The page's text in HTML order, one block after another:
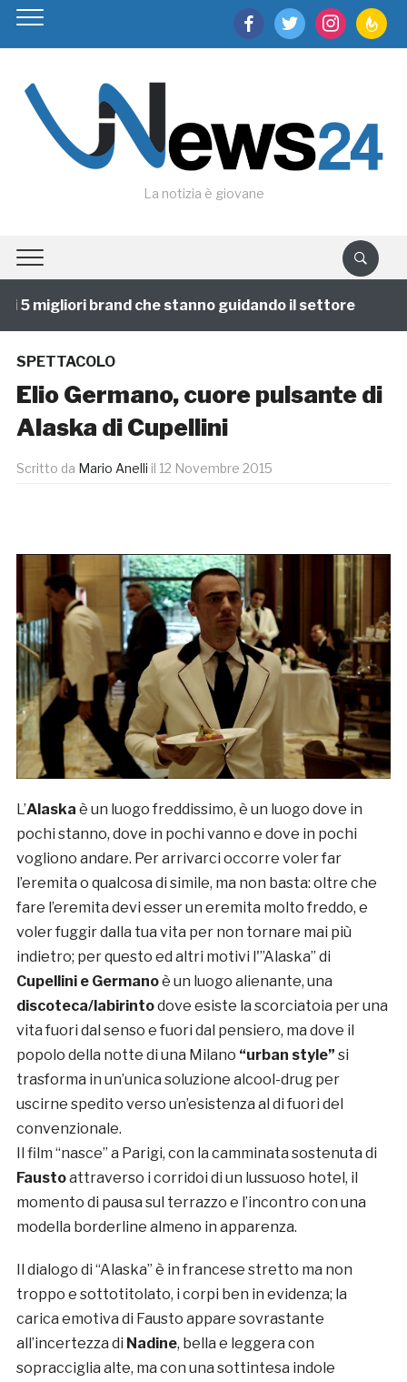
facebooktwitter instagram
La notizia è giovane
migliori brand che stanno guidando il settore
SPETTACOLO
Elio Germano, cuore pulsante di
Alaska di Cupellini
Scritto da Mario Anelli il 12 Novembre 2015
L’Alaska è un luogo freddissimo, è un luogo dove in
pochi stanno, dove in pochi vanno e dove in pochi
vogliono andare. Per arrivarci occorre voler far
l’eremita o qualcosa di simile, ma non basta: oltre che
fare l’eremita devi esser un eremita molto freddo, e
voler fuggir dalla tua vita per non tornare mai più
indietro; per questo ed altri motivi l'”Alaska” di
Cupellini e Germanoè un luogo alienante, una
discoteca/labirintodove esiste la scorciatoia per una
vita fuori dal senso e fuori dal pensiero, ma dove il
popolo della notte di una Milano “urban style” si
trasforma in un’unica soluzione alcool-drug per
uscirne spedito verso un’esistenza al di fuori del
convenzionale.
Il film “nasce” a Parigi, con la camminata sostenuta di
Faustoattraverso i corridoi di un lussuoso hotel, il
momento di pausa sul terrazzo e l’incontro con una
modella borderline almeno in apparenza.
Il dialogo di “Alaska” è in francese stretto ma non
troppo e sottotitolato, i corpi ben in evidenza; la
carica emotiva di Fausto appare sovrastante
all’incertezza di Nadine, bella e leggera con
sopracciglia alte, ma con una sottintesa indole